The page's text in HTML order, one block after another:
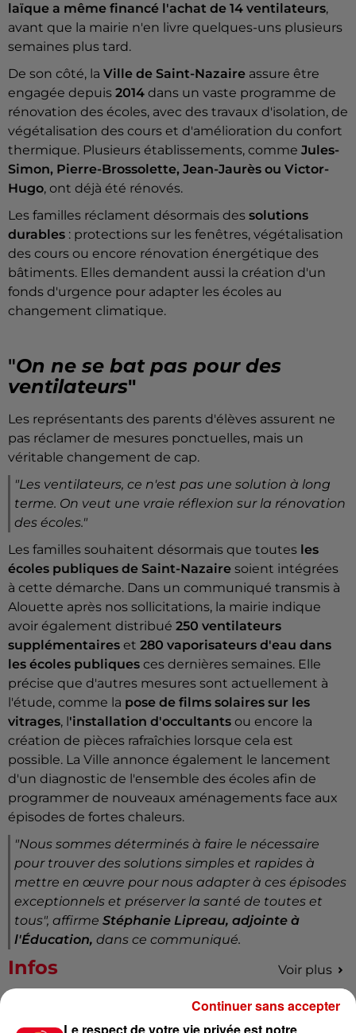
laïque a même financé l'achat de 14 ventilateurs,
avant que la mairie n'en livre quelques-uns plusieurs
semaines plus tard.
De son côté, la Ville de Saint-Nazaire assure être
engagée depuis 2014 dans un vaste programme de
rénovation des écoles, avec des travaux d'isolation, de
végétalisation des cours et d'amélioration du confort
thermique. Plusieurs établissements, comme Jules-
Simon, Pierre-Brossolette, Jean-Jaurès ou Victor-
Hugo, ont déjà été rénovés.
Les familles réclament désormais des solutions
durables : protections sur les fenêtres, végétalisation
des cours ou encore rénovation énergétique des
bâtiments. Elles demandent aussi la création d'un
fonds d'urgence pour adapter les écoles au
changement climatique.
"On ne se bat pas pour des
ventilateurs"
Les représentants des parents d'élèves assurent ne
pas réclamer de mesures ponctuelles, mais un
véritable changement de cap.
"Les ventilateurs, ce n'est pas une solution à long
terme. On veut une vraie réflexion sur la rénovation
des écoles."
Les familles souhaitent désormais que toutes les
écoles publiques de Saint-Nazaire soient intégrées
à cette démarche. Dans un communiqué transmis à
Alouette après nos sollicitations, la mairie indique
avoir également distribué 250 ventilateurs
supplémentaires et 280 vaporisateurs d'eau dans
les écoles publiques ces dernières semaines. Elle
précise que d'autres mesures sont actuellement à
l'étude, comme la pose de films solaires sur les
vitrages, l 'installation d'occultants ou encore la
création de pièces rafraîchies lorsque cela est
possible. La Ville annonce également le lancement
d'un diagnostic de l'ensemble des écoles afin de
programmer de nouveaux aménagements face aux
épisodes de fortes chaleurs.
"Nous sommes déterminés à faire le nécessaire
pour trouver des solutions simples et rapides à
mettre en œuvre pour nous adapter à ces épisodes
exceptionnels et préserver la santé de toutes et
tous", affirme Stéphanie Lipreau, adjointe à
l'Éducation, dans ce communiqué.
Infos Voir plus
Pape Léon XIV en France : quel
Le respect de votre vie privée est notre
Continuer sans accepter